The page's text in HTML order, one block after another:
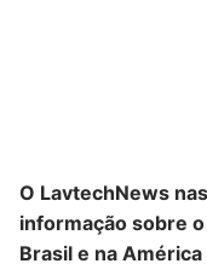
O LavtechNews
informação sobre
Brasil e na América